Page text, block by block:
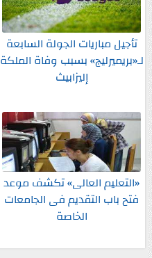
تأجيل مباريات الجولة السابعة
لـ«بريميرليج» بسبب وفاة الملكة
إليزابيث
«التعليم العالى» تكشف موعد
فتح باب التقديم فى الجامعات
الخاصة